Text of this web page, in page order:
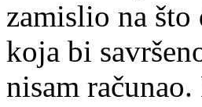
zamislio na
koja bi
nisam